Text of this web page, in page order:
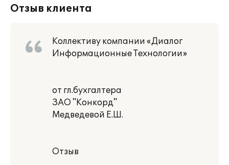
Отзыв клиента
Коллективу компании «Диалог
Информационные Технологии»
от гл.бухгалтера
ЗАО "Конкорд"
Медведевой Е.Ш.
Отзыв